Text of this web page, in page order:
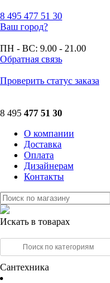
8 495 477 51 30
Ваш город?
ПН - ВС: 9.00 - 21.00
Обратная связь
Проверить статус заказа
8 495 477 51 30
О компании
Доставка
Оплата
Дизайнерам
Контакты
Искать в товарах
Сантехника